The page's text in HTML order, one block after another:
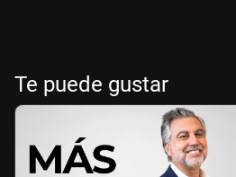
Te puede gustar